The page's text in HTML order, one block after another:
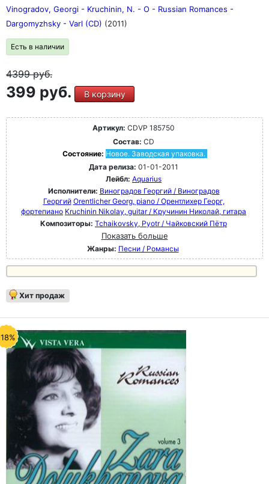
Vinogradov, Georgi - Kruchinin, N. - O - Russian Romances -
Dargomyzhsky - Varl (CD) (2011)
Есть в наличии
4399руб.
399 руб. В корзину
Артикул: CDVP 185750
Состав: CD
Состояние: Новое. Заводская упаковка.
Дата релиза: 01-01-2011
Лейбл: Aquarius
Исполнители: Виноградов Георгий / Виноградов
Георгий Orentlicher Georg, piano / Орентлихер Георг,
фортепиано Kruchinin Nikolay, guitar / Кручинин Николай, гитара
Композиторы: Tchaikovsky, Pyotr / Чайковский Пётр
Показать больше
Жанры: Песни / Романсы
Хит продаж